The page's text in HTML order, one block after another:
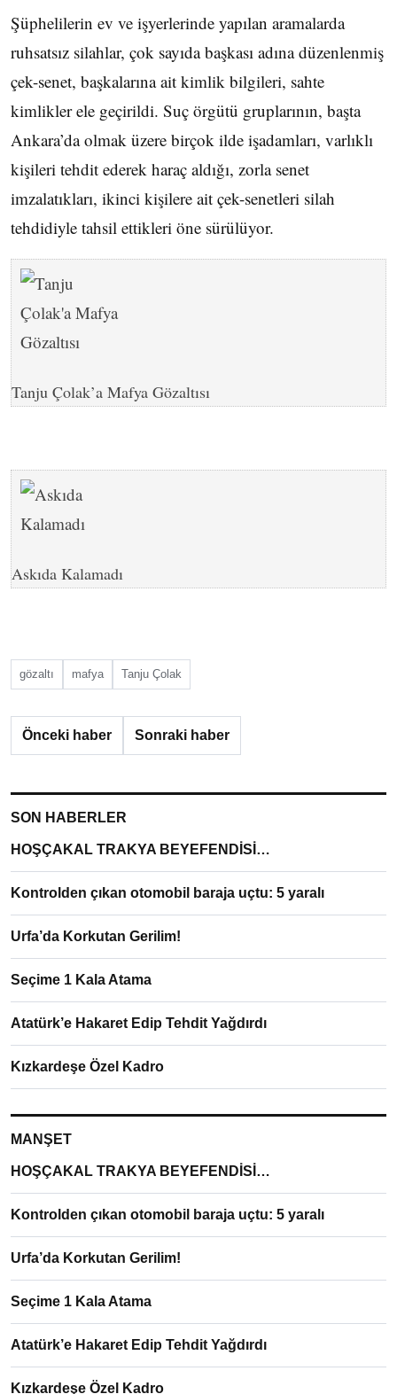
Şüphelilerin ev ve işyerlerinde yapılan aramalarda
ruhsatsız silahlar, çok sayıda başkası adına düzenlenmiş
çek-senet, başkalarına ait kimlik bilgileri, sahte
kimlikler ele geçirildi. Suç örgütü gruplarının, başta
Ankara’da olmak üzere birçok ilde işadamları, varlıklı
kişileri tehdit ederek haraç aldığı, zorla senet
imzalatıkları, ikinci kişilere ait çek-senetleri silah
tehdidiyle tahsil ettikleri öne sürülüyor.
Tanju Çolak’a Mafya Gözaltısı
Askıda Kalamadı
gözaltı mafya Tanju Çolak
Önceki haber Sonraki haber
SON HABERLER
HOŞÇAKAL TRAKYA BEYEFENDİSİ…
Kontrolden çıkan otomobil baraja uçtu: 5 yaralı
Urfa’da Korkutan Gerilim!
Seçime 1 Kala Atama
Atatürk’e Hakaret Edip Tehdit Yağdırdı
Kızkardeşe Özel Kadro
MANŞET
HOŞÇAKAL TRAKYA BEYEFENDİSİ…
Kontrolden çıkan otomobil baraja uçtu: 5 yaralı
Urfa’da Korkutan Gerilim!
Seçime 1 Kala Atama
Atatürk’e Hakaret Edip Tehdit Yağdırdı
Kızkardeşe Özel Kadro